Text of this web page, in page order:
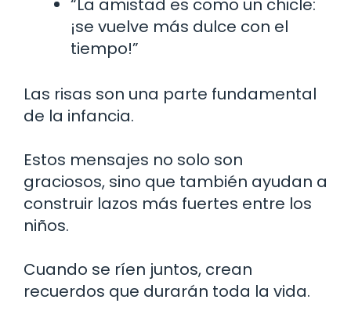
“La amistad es como un chicle:
¡se vuelve más dulce con el
tiempo!”
Las risas son una parte fundamental
de la infancia.
Estos mensajes no solo son
graciosos, sino que también ayudan a
construir lazos más fuertes entre los
niños.
Cuando se ríen juntos, crean
recuerdos que durarán toda la vida.